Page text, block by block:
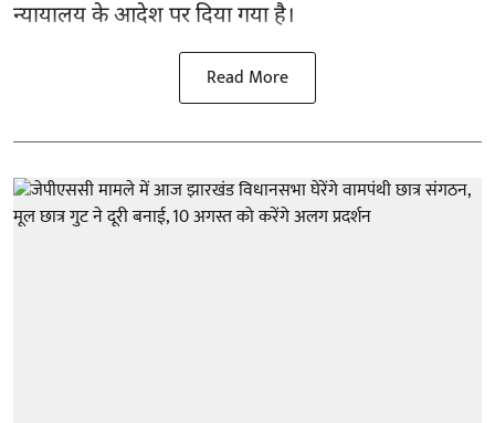
न्यायालय के आदेश पर दिया गया है।
Read More